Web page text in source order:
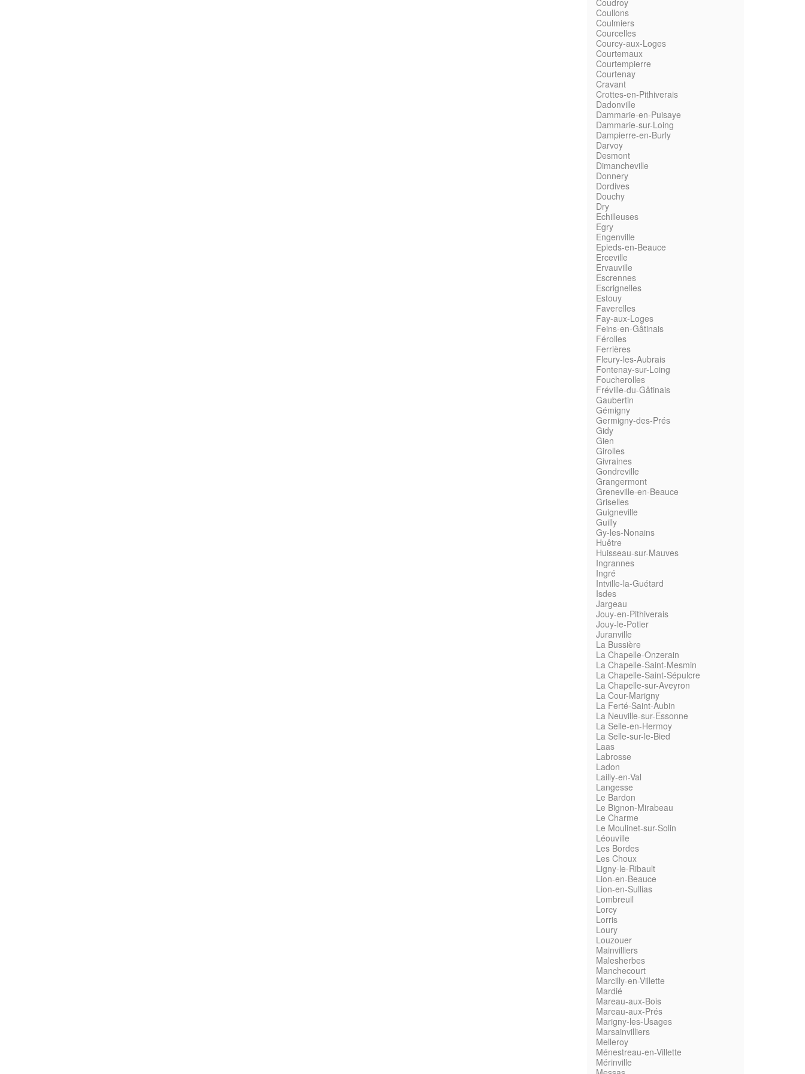
Coudroy
Coullons
Coulmiers
Courcelles
Courcy-aux-Loges
Courtemaux
Courtempierre
Courtenay
Cravant
Crottes-en-Pithiverais
Dadonville
Dammarie-en-Puisaye
Dammarie-sur-Loing
Dampierre-en-Burly
Darvoy
Desmont
Dimancheville
Donnery
Dordives
Douchy
Dry
Echilleuses
Egry
Engenville
Epieds-en-Beauce
Erceville
Ervauville
Escrennes
Escrignelles
Estouy
Faverelles
Fay-aux-Loges
Feins-en-Gâtinais
Férolles
Ferrières
Fleury-les-Aubrais
Fontenay-sur-Loing
Foucherolles
Fréville-du-Gâtinais
Gaubertin
Gémigny
Germigny-des-Prés
Gidy
Gien
Girolles
Givraines
Gondreville
Grangermont
Greneville-en-Beauce
Griselles
Guigneville
Guilly
Gy-les-Nonains
Huêtre
Huisseau-sur-Mauves
Ingrannes
Ingré
Intville-la-Guétard
Isdes
Jargeau
Jouy-en-Pithiverais
Jouy-le-Potier
Juranville
La Bussière
La Chapelle-Onzerain
La Chapelle-Saint-Mesmin
La Chapelle-Saint-Sépulcre
La Chapelle-sur-Aveyron
La Cour-Marigny
La Ferté-Saint-Aubin
La Neuville-sur-Essonne
La Selle-en-Hermoy
La Selle-sur-le-Bied
Laas
Labrosse
Ladon
Lailly-en-Val
Langesse
Le Bardon
Le Bignon-Mirabeau
Le Charme
Le Moulinet-sur-Solin
Léouville
Les Bordes
Les Choux
Ligny-le-Ribault
Lion-en-Beauce
Lion-en-Sullias
Lombreuil
Lorcy
Lorris
Loury
Louzouer
Mainvilliers
Malesherbes
Manchecourt
Marcilly-en-Villette
Mardié
Mareau-aux-Bois
Mareau-aux-Prés
Marigny-les-Usages
Marsainvilliers
Melleroy
Ménestreau-en-Villette
Mérinville